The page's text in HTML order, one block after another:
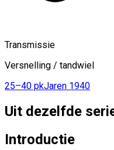
Transmissie
Versnelling / tandwiel
25–40 pkJaren 1940
Uit dezelfde
Introductie